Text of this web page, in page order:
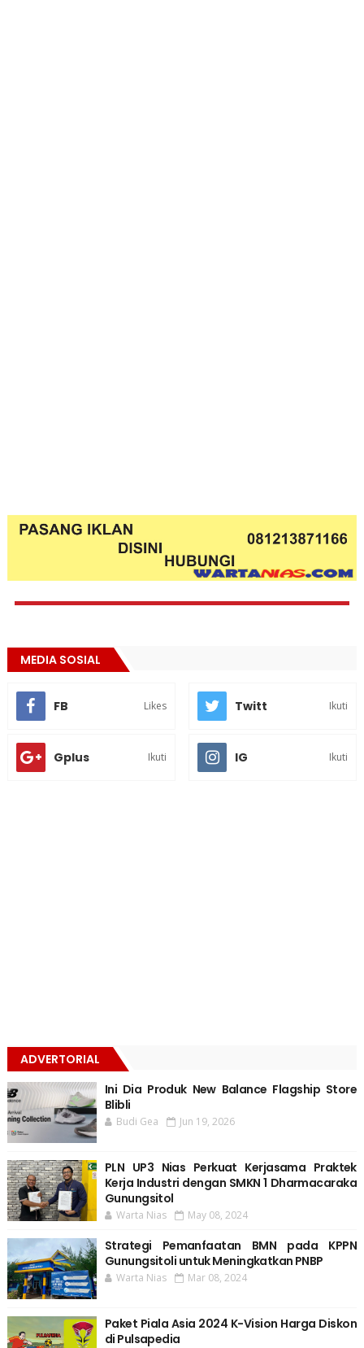
MEDIA SOSIAL
FB Likes Twitt Ikuti
Gplus Ikuti IG Ikuti
ADVERTORIAL
Ini Dia Produk New Balance Flagship Store
Blibli
Budi Gea Jun 19, 2026
PLN UP3 Nias Perkuat Kerjasama Praktek
Kerja Industri dengan SMKN 1 Dharmacaraka
Gunungsitol
Warta Nias May 08, 2024
Strategi Pemanfaatan BMN pada KPPN
Gunungsitoli untuk Meningkatkan PNBP
Warta Nias Mar 08, 2024
Paket Piala Asia 2024 K-Vision Harga Diskon
di Pulsapedia